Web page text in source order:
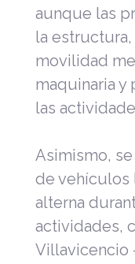
aunque las
la
movilidad
maquinaria y
las
Asimismo, s
de vehículos
alterna
actividades,
Villavicencio